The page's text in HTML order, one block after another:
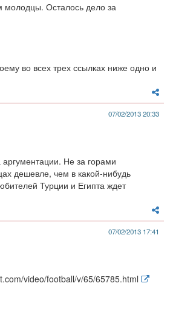
молодцы. Осталось дело за
во всех трех ссылках ниже одно и
07/02/2013 20:33
Не за горами
дешевле, чем в какой-нибудь
Турции и Египта ждет
07/02/2013 17:41
video/football/v/65/65785.html